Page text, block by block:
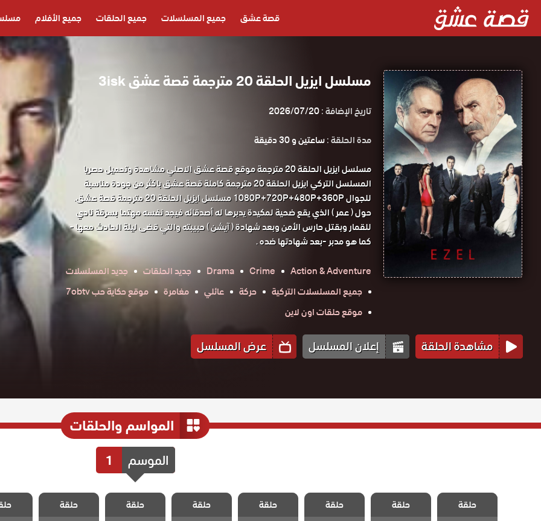
قصة عشق جميع المسلسلات جميع الحلقات جميع الأفلام
مسلسل ايزيل الحلقة 20 مترجمة قصة عشق 3isk
تاريخ الإضافة :2026/07/20
مدة الحلقة :ساعتين و 30 دقيقة
مسلسل ايزيل الحلقة 20 مترجمة موقع قصة عشق الاصلي مشاهدة وتحميل حصريا
المسلسل التركي ايزيل الحلقة 20 مترجمة كاملة قصة عشق باكثر من جودة مناسبة
للجوال 1080P+720P+480P+360P مسلسل ايزيل الحلقة 20 مترجمة قصة عشق.
حول ( عمر ) الذي يقع ضحية لمكيدة يدبرها له أصدقائه فيجد نفسه مهتما بسرقة نادي
للقمار وبقتل حارس الأمن وبعد شهادة ( آيشن ) حبيبته والتي قضى ليلة الحادث معها -
كما هو مدبر -بعد شهادتها ضده .
Action & Adventure
Crime
Drama جديد الحلقات
جديد المسلسلات
جميع المسلسلات التركية
حركة عائلي مغامرة
موقع حكاية حب 7obtv
موقع حلقات اون لاين
مشاهدة الحلقة إعلان المسلسل عرض المسلسل
المواسم والحلقات
الموسم 1
مسلسل ايزيل
الحلقة 71حلقة
مسلسل ايزيل
الحلقة 70
حلقة
مسلسل ايزيل
الحلقة 69
حلقة
مسلسل ايزيل
الحلقة 68
حلقة
مسلسل ايزيل
الحلقة 67
حلقة
مسلسل ايزيل
الحلقة 66
حلقة
مسلسل ايزيل
الحلقة 65
حلقة
مسلسل